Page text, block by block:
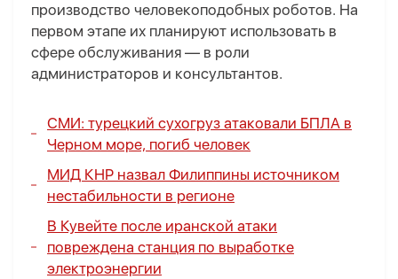
производство человекоподобных роботов. На
первом этапе их планируют использовать в
сфере обслуживания — в роли
администраторов и консультантов.
СМИ: турецкий сухогруз атаковали БПЛА в
Черном море, погиб человек
МИД КНР назвал Филиппины источником
нестабильности в регионе
В Кувейте после иранской атаки
повреждена станция по выработке
электроэнергии